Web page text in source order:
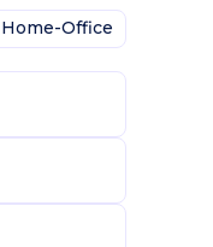
Home-Office